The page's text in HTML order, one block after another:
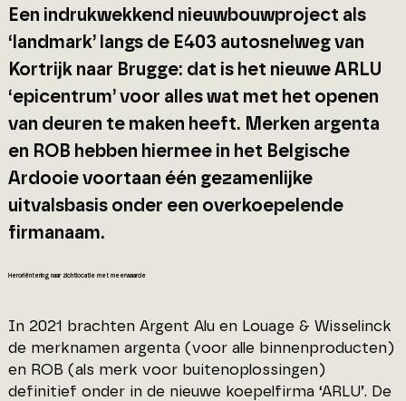
Een indrukwekkend nieuwbouwproject als
‘landmark’ langs de E403 autosnelweg van
Kortrijk naar Brugge: dat is het nieuwe ARLU
‘epicentrum’ voor alles wat met het openen
van deuren te maken heeft. Merken argenta
en ROB hebben hiermee in het Belgische
Ardooie voortaan één gezamenlijke
uitvalsbasis onder een overkoepelende
firmanaam.
Heroriëntering naar zichtlocatie met meerwaarde
In 2021 brachten Argent Alu en Louage & Wisselinck
de merknamen argenta (voor alle binnenproducten)
en ROB (als merk voor buitenoplossingen)
definitief onder in de nieuwe koepelfirma ‘ARLU’. De